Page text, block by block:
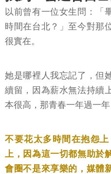
以前曾有一位女生問：「
時間在台北？」至今對那
很實在。
她是哪裡人我忘記了，但
續留，因為薪水無法持續
本很高，那青春一年過一年
不要花太多時間在抱怨
上，因為這一切都無助於
會圈不是來享樂的，媒體